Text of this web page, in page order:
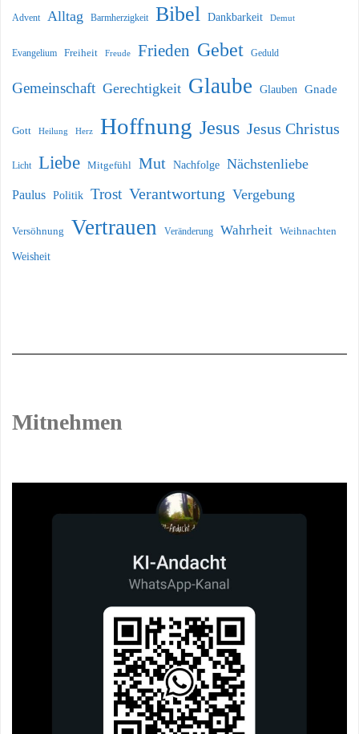
Advent Alltag Barmherzigkeit Bibel Dankbarkeit Demut
Evangelium Freiheit Freude Frieden Gebet Geduld
Gemeinschaft Gerechtigkeit Glaube Glauben Gnade
Gott Heilung Herz Hoffnung Jesus Jesus Christus
Licht Liebe Mitgefühl Mut Nachfolge Nächstenliebe
Paulus Politik Trost Verantwortung Vergebung
Versöhnung Vertrauen Veränderung Wahrheit Weihnachten
Weisheit
Mitnehmen